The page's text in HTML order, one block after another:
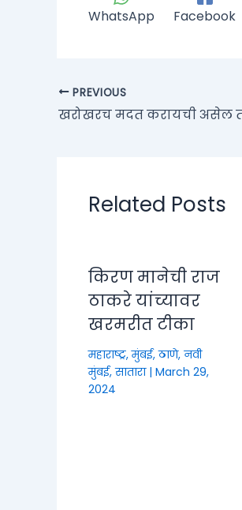
WhatsApp Facebook
PREVIOUS
Related Posts
किरण मानेची राज
ठाकरे यांच्यावर
खरमरीत टीका
महाराष्ट्र,मुंबई, ठाणे, नवी
मुंबई,सातारा| March 29,
2024